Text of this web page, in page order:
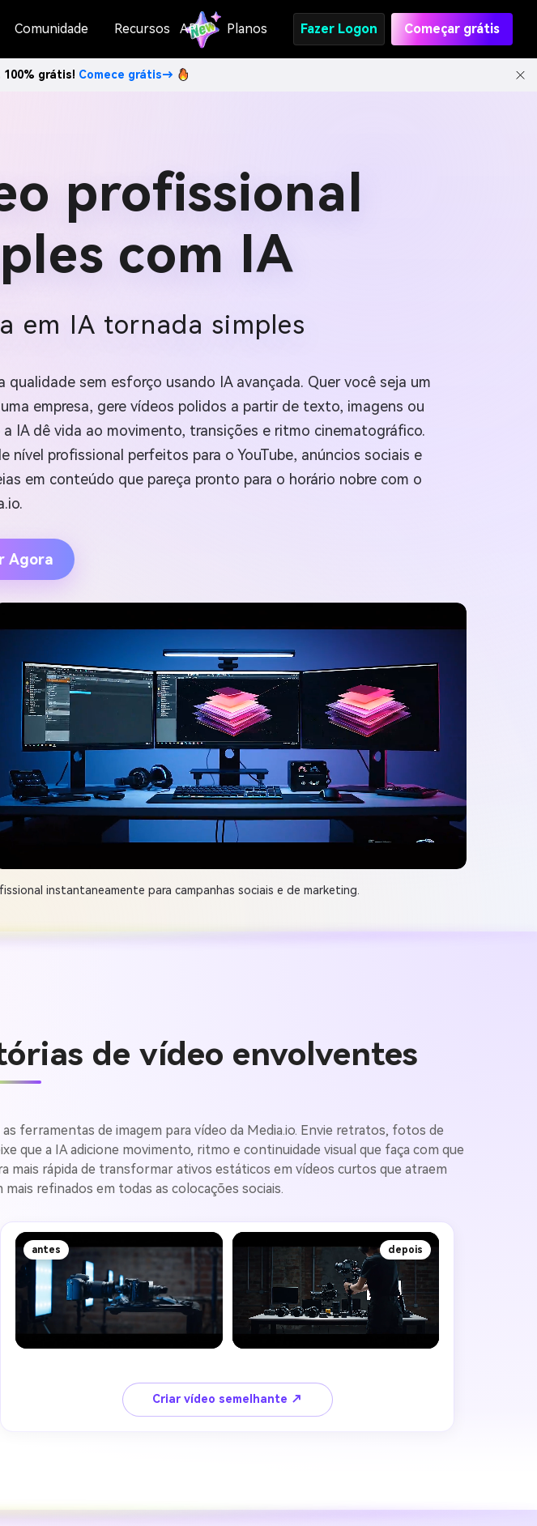
Comunidade Recursos API Planos Fazer Logon Começar grátis
100% grátis! Comece grátis→
profissional
com IA
em IA tornada simples
sem esforço usando IA avançada. Quer você seja um
empresa, gere vídeos polidos a partir de texto, imagens ou
IA dê vida ao movimento, transições e ritmo cinematográfico.
profissional perfeitos para o YouTube, anúncios sociais e
em conteúdo que pareça pronto para o horário nobre com o
Agora
instantaneamente para campanhas sociais e de marketing.
de vídeo envolventes
ferramentas de imagem para vídeo da Media.io. Envie retratos, fotos de
que a IA adicione movimento, ritmo e continuidade visual que faça com que
mais rápida de transformar ativos estáticos em vídeos curtos que atraem
refinados em todas as colocações sociais.
antes depois
Criar vídeo semelhante ↗